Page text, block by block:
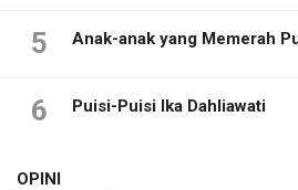
5 Anak-anak yang Memerah
6 Puisi-Puisi Ika Dahliawati
OPINI